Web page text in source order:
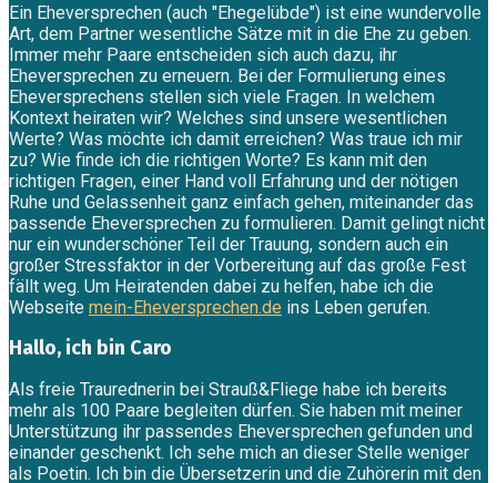
Ein Eheversprechen (auch "Ehegelübde") ist eine wundervolle
Art, dem Partner wesentliche Sätze mit in die Ehe zu geben.
Immer mehr Paare entscheiden sich auch dazu, ihr
Eheversprechen zu erneuern. Bei der Formulierung eines
Eheversprechens stellen sich viele Fragen. In welchem
Kontext heiraten wir? Welches sind unsere wesentlichen
Werte? Was möchte ich damit erreichen? Was traue ich mir
zu? Wie finde ich die richtigen Worte? Es kann mit den
richtigen Fragen, einer Hand voll Erfahrung und der nötigen
Ruhe und Gelassenheit ganz einfach gehen, miteinander das
passende Eheversprechen zu formulieren. Damit gelingt nicht
nur ein wunderschöner Teil der Trauung, sondern auch ein
großer Stressfaktor in der Vorbereitung auf das große Fest
fällt weg. Um Heiratenden dabei zu helfen, habe ich die
Webseite mein-Eheversprechen.de ins Leben gerufen.
Hallo, ich bin Caro
Als freie Traurednerin bei Strauß&Fliege habe ich bereits
mehr als 100 Paare begleiten dürfen. Sie haben mit meiner
Unterstützung ihr passendes Eheversprechen gefunden und
einander geschenkt. Ich sehe mich an dieser Stelle weniger
als Poetin. Ich bin die Übersetzerin und die Zuhörerin mit den